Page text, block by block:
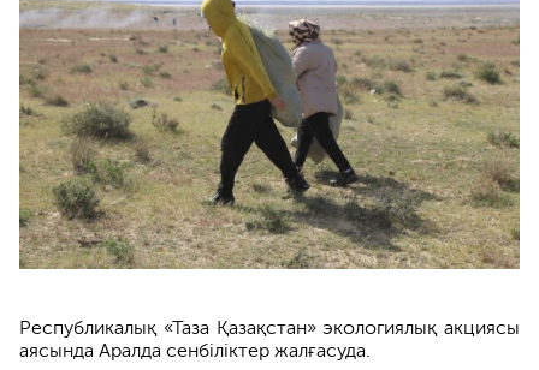
Республикалық «Таза Қазақстан» экологиялық акциясы
аясында Аралда сенбіліктер жалғасуда.